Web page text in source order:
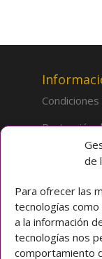
de
Para ofrecer las
tecnologías
a la información
tecnologías nos
comportamiento
Protección
Sobre la
Inicio
Mi cuenta
Preguntas